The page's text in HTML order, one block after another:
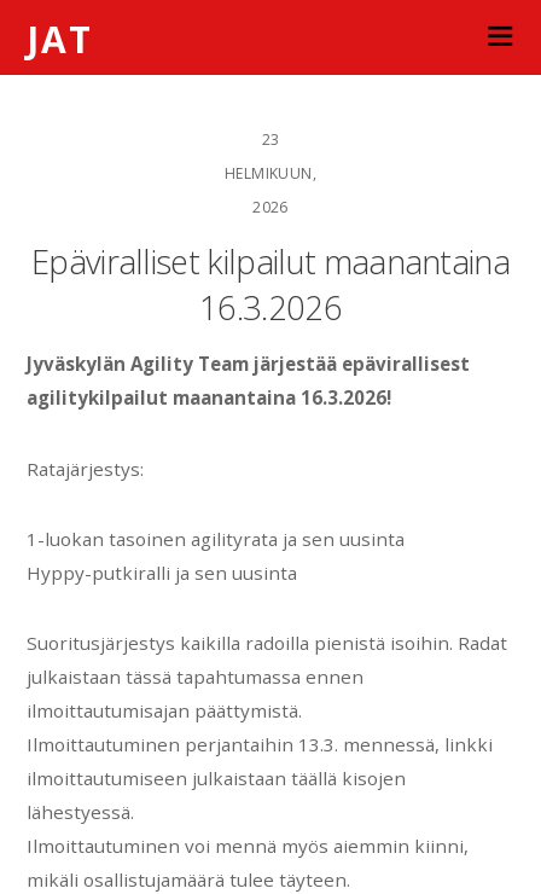
JAT
23
HELMIKUUN,
2026
Epäviralliset kilpailut maanantaina
16.3.2026
Jyväskylän Agility Team järjestää epävirallisest
agilitykilpailut maanantaina 16.3.2026!
Ratajärjestys:
1-luokan tasoinen agilityrata ja sen uusinta
Hyppy-putkiralli ja sen uusinta
Suoritusjärjestys kaikilla radoilla pienistä isoihin. Radat
julkaistaan tässä tapahtumassa ennen
ilmoittautumisajan päättymistä.
Ilmoittautuminen perjantaihin 13.3. mennessä, linkki
ilmoittautumiseen julkaistaan täällä kisojen
lähestyessä.
Ilmoittautuminen voi mennä myös aiemmin kiinni,
mikäli osallistujamäärä tulee täyteen.